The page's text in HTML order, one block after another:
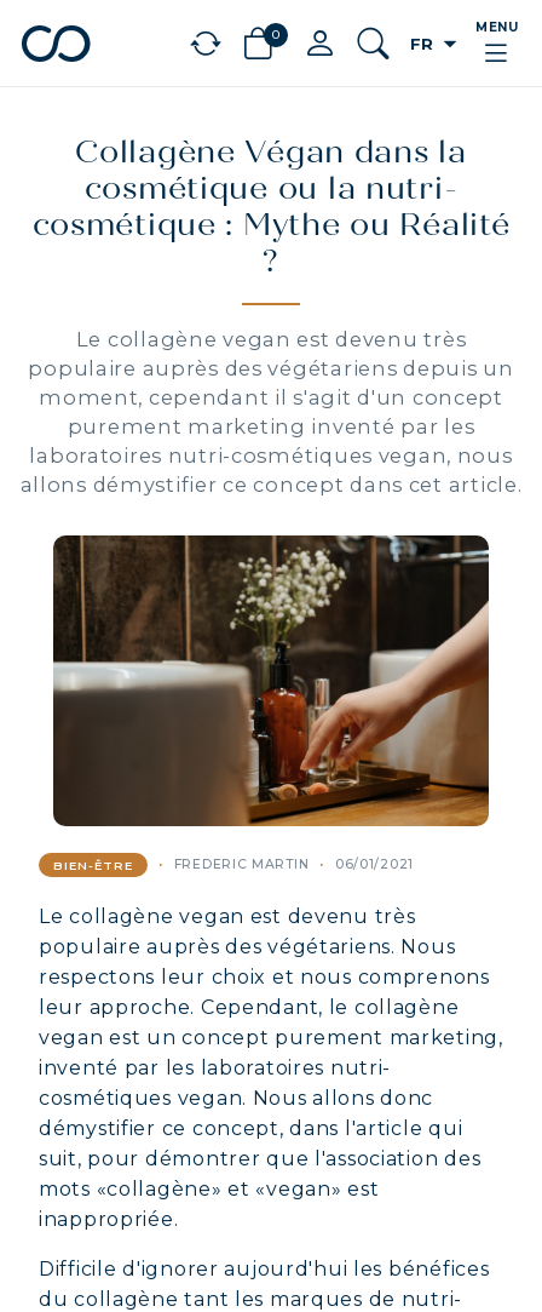
chevron_leftBÉNÉFICES
0 FR arrow_drop_down
MENU
Collagène Végan dans la
cosmétique ou la nutri-
cosmétique : Mythe ou Réalité
?
Le collagène vegan est devenu très
populaire auprès des végétariens depuis un
moment, cependant il s'agit d'un concept
purement marketing inventé par les
laboratoires nutri-cosmétiques vegan, nous
allons démystifier ce concept dans cet article.
BIEN-ÊTRE FREDERIC MARTIN 06/01/2021
Le collagène vegan est devenu très
populaire auprès des végétariens. Nous
respectons leur choix et nous comprenons
leur approche. Cependant, le collagène
vegan est un concept purement marketing,
inventé par les laboratoires nutri-
cosmétiques vegan. Nous allons donc
démystifier ce concept, dans l'article qui
suit, pour démontrer que l'association des
mots «collagène» et «vegan» est
inappropriée.
Difficile d'ignorer aujourd'hui les bénéfices
du collagène tant les marques de nutri-